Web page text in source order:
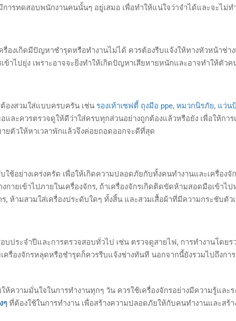
การทดสอบพนักงานคนนั้นๆ อยู่เสมอ เพื่อทำให้แน่ใจว่าจำได้และจะไม่
งเกิดมีปัญหาชำรุดหรือทำงานไม่ได้ ควรต้องรีบแจ้งให้ทางหัวหน้าช่าง
าไปยุ่ง เพราะอาจจะยิ่งทำให้เกิดปัญหาเสียหายหนักและอาจทำให้ตัว
องสวมใส่แบบครบครัน เช่น รองเท้าเซฟตี้ ถุงมือ ppe, หมวกนิรภัย, แว่น
และควรตรวจดูให้ดีว่าใส่ครบทุกส่วนอย่างถูกต้องแล้วหรือยัง เพื่อให้ก
ตัวให้หาเวลาพักแล้วจึงค่อยถอดออกจะดีที่สุด
ช้อย่างเคร่งครัด เพื่อให้เกิดความปลอดภัยกับทั้งคนทำงานและเครื่อ
ายเข้าไปภายในเครื่องจักร, ถ้าเครื่องจักรเกิดติดขัดห้ามสอดมือเข้า
, ห้ามสวมใส่เครื่องประดับใดๆ ทั้งสิ้น และสวมเสื้อผ้าที่มีความกระชับตัว
ประจำปีและการตรวจสอบทั่วไป เช่น ตรวจดูสายไฟ, การทำงานโดย
รื่องจักรหลุดหรือชำรุดก็ควรรีบแจ้งช่างทันที นอกจากนี้ยังรวมไปถึงก
ความมั่นใจในการทำงานทุกๆ วัน ควรใช้เครื่องจักรอย่างมีความรู้และ
ๆ ที่ต้องใช้ในการทำงาน เพื่อสร้างความปลอดภัยให้กับคนทำงานและสร้